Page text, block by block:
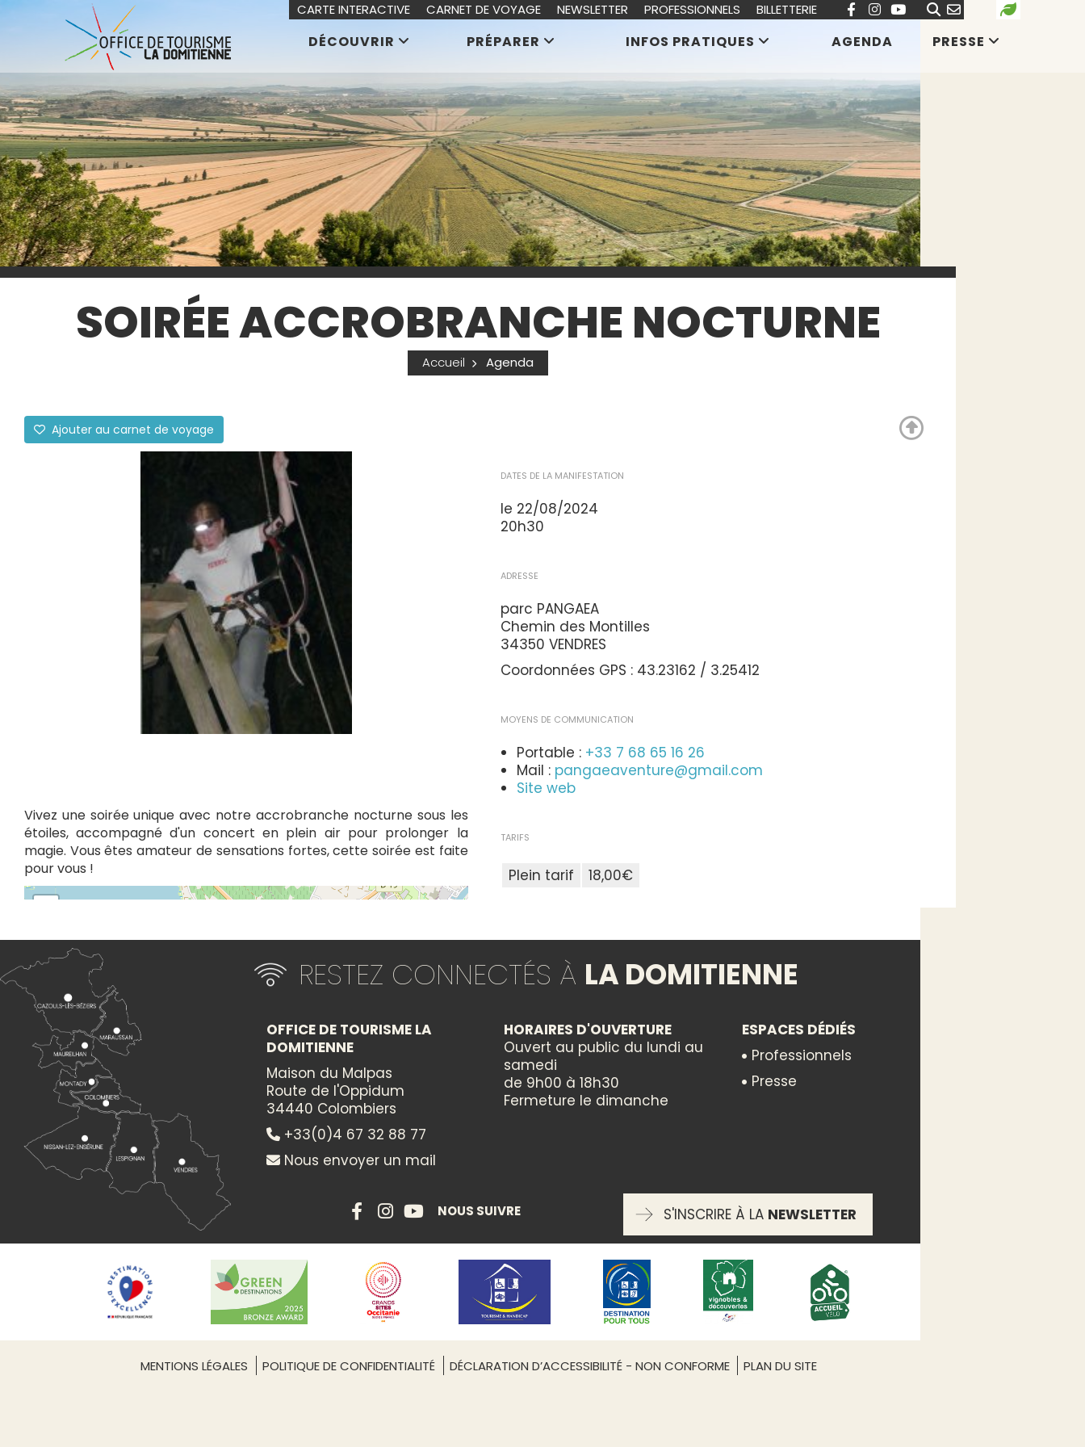
SOIRÉE ACCROBRANCHE NOCTURNE
Accueil Agenda
Ajouter au carnet de voyage
Vivez une soirée unique avec notre accrobranche nocturne sous les
étoiles, accompagné d'un concert en plein air pour prolonger la
magie. Vous êtes amateur de sensations fortes, cette soirée est faite
pour vous !
Itinéraire vers
SOIRÉE ACCROBRANCHE NOCTURNE
Leaflet| © OpenStreetMap
DATES DE LA MANIFESTATION
le 22/08/2024
20h30
ADRESSE
parc PANGAEA
Chemin des Montilles
34350 VENDRES
Coordonnées GPS : 43.23162 / 3.25412
MOYENS DE COMMUNICATION
Portable : +33 7 68 65 16 26
Mail : pangaeaventure@gmail.com
Site web
TARIFS
Plein tarif 18,00€
Réception groupes : non
Animation locale
THÈMES
CATÉGORIES
ENTRÉE LIBRE
Non
RÉSERVATION OBLIGATOIRE
DÉCOUVRIR PRÉPARER INFOS PRATIQUES AGENDA PRESSE
CARTE INTERACTIVE CARNET DE VOYAGE NEWSLETTER PROFESSIONNELS BILLETTERIE
RESTEZ CONNECTÉS À LA DOMITIENNE
OFFICE DE TOURISME LA
DOMITIENNE
Maison du Malpas
Route de l'Oppidum
34440 Colombiers
+33(0)4 67 32 88 77
Nous envoyer un mail
HORAIRES D'OUVERTURE
Ouvert au public du lundi au
samedi
de 9h00 à 18h30
Fermeture le dimanche
ESPACES DÉDIÉS
Professionnels
Presse
NOUS SUIVRE S'INSCRIRE À LA NEWSLETTER
MENTIONS LÉGALES POLITIQUE DE CONFIDENTIALITÉ DÉCLARATION D’ACCESSIBILITÉ - NON CONFORME PLAN DU SITE